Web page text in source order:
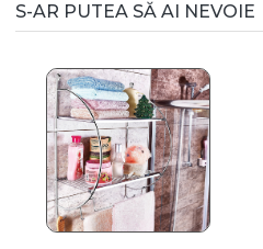
S-AR PUTEA SĂ AI NEVOIE